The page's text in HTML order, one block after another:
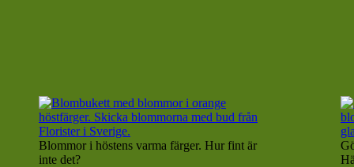
Blommor i höstens varma färger. Hur fint är
inte det?